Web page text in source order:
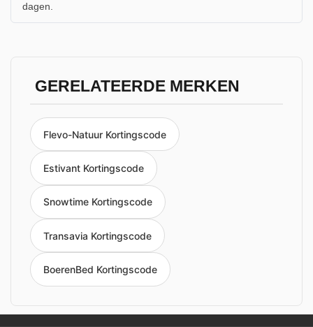
dagen.
GERELATEERDE MERKEN
Flevo-Natuur Kortingscode
Estivant Kortingscode
Snowtime Kortingscode
Transavia Kortingscode
BoerenBed Kortingscode